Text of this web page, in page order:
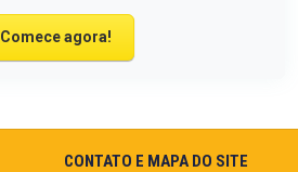
Comece agora!
CONTATO E MAPA DO SITE